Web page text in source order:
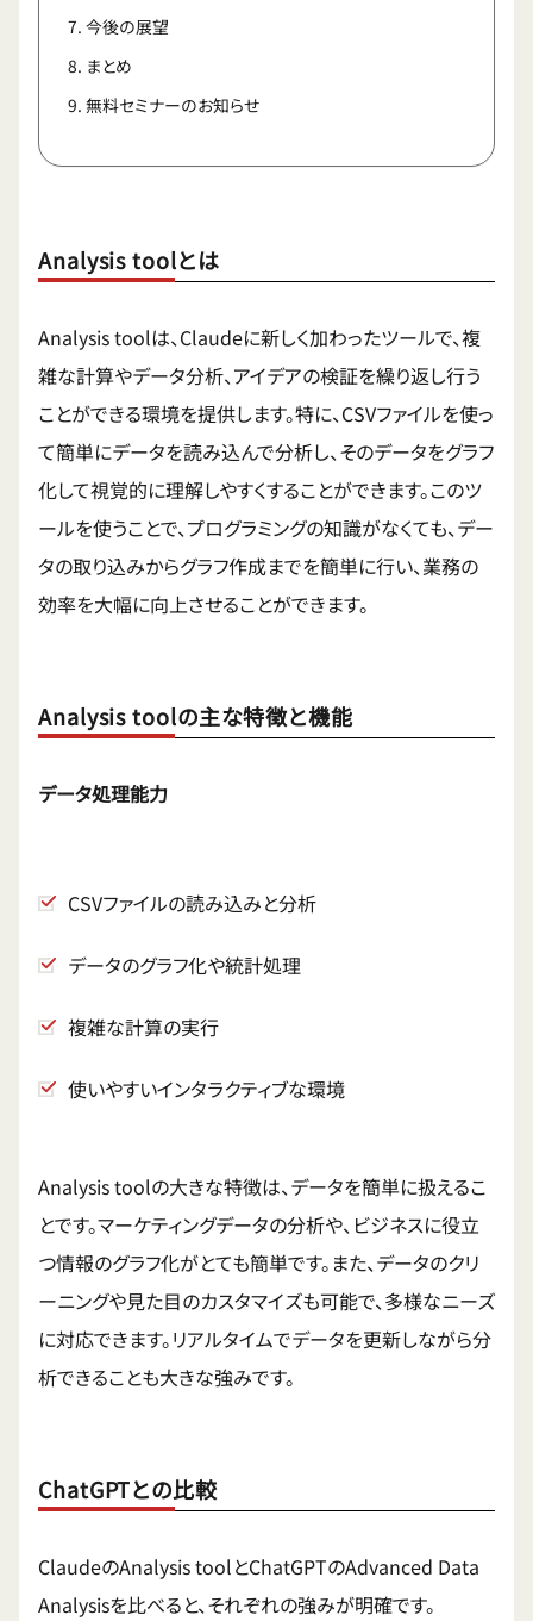
今後の展望
まとめ
無料セミナーのお知らせ
Analysis toolとは
Analysis toolは、Claudeに新しく加わったツールで、複
雑な計算やデータ分析、アイデアの検証を繰り返し行う
ことができる環境を提供します。特に、CSVファイルを使っ
て簡単にデータを読み込んで分析し、そのデータをグラフ
化して視覚的に理解しやすくすることができます。このツ
ールを使うことで、プログラミングの知識がなくても、デー
タの取り込みからグラフ作成までを簡単に行い、業務の
効率を大幅に向上させることができます。
Analysis toolの主な特徴と機能
データ処理能力
CSVファイルの読み込みと分析
データのグラフ化や統計処理
複雑な計算の実行
使いやすいインタラクティブな環境
Analysis toolの大きな特徴は、データを簡単に扱えるこ
とです。マーケティングデータの分析や、ビジネスに役立
つ情報のグラフ化がとても簡単です。また、データのクリ
ーニングや見た目のカスタマイズも可能で、多様なニーズ
に対応できます。リアルタイムでデータを更新しながら分
析できることも大きな強みです。
ChatGPTとの比較
ClaudeのAnalysis toolとChatGPTのAdvanced Data
Analysisを比べると、それぞれの強みが明確です。